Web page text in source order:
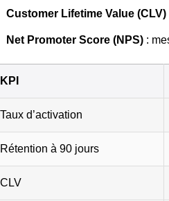
Customer Lifetime Value (CLV)
Net Promoter Score (NPS) :
KPI
Taux d’activation
Rétention à 90 jours
CLV